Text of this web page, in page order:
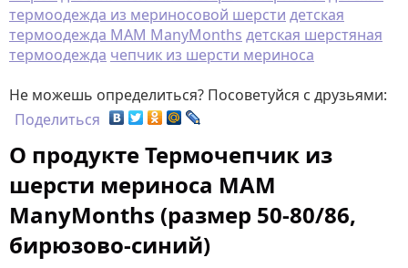
термоодежда из мериносовой шерсти детская
термоодежда MAM ManyMonths детская шерстяная
термоодежда чепчик из шерсти мериноса
Не можешь определиться? Посоветуйся с друзьями:
Поделиться
О продукте Термочепчик из
шерсти мериноса MAM
ManyMonths (размер 50-80/86,
бирюзово-синий)